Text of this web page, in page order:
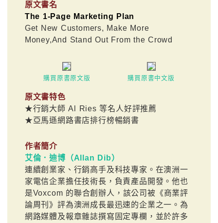
原文書名
The 1-Page Marketing Plan
Get New Customers, Make More
Money,And Stand Out From the Crowd
購買原書原文版 購買原書中文版
原文書特色
★行銷大師 Al Ries 等名人好評推薦
★亞馬遜網路書店排行榜暢銷書
作者簡介
艾倫．迪博（Allan Dib）
連續創業家、行銷高手及科技專家。在澳洲一
家電信企業擔任技術長，負責產品開發。他也
是Voxcom 的聯合創辦人，該公司被《商業評
論周刊》評為澳洲成長最迅速的企業之一。為
網路媒體及報章雜誌撰寫固定專欄，並於許多